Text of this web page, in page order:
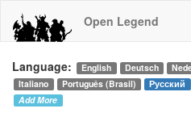
Open Legend
Language: English Deutsch
Italiano
Português (Brasil) Русский
Add More